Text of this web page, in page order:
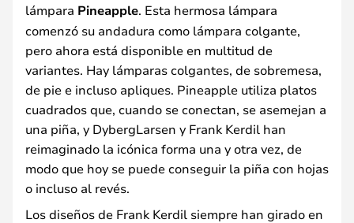
lámpara Pineapple. Esta hermosa lámpara
comenzó su andadura como lámpara colgante,
pero ahora está disponible en multitud de
variantes. Hay lámparas colgantes, de sobremesa,
de pie e incluso apliques. Pineapple utiliza platos
cuadrados que, cuando se conectan, se asemejan a
una piña, y DybergLarsen y Frank Kerdil han
reimaginado la icónica forma una y otra vez, de
modo que hoy se puede conseguir la piña con hojas
o incluso al revés.
Los diseños de Frank Kerdil siempre han girado en